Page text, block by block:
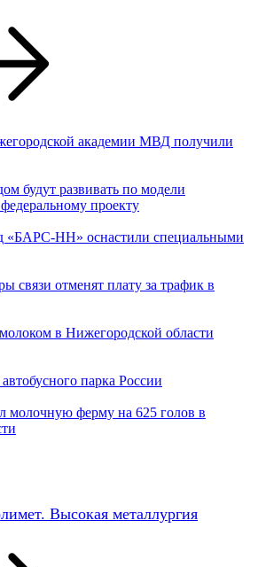
академии МВД получили
будут развивать по модели
проекту
«БАРС-НН» оснастили специальными
связи отменят плату за трафик в
в Нижегородской области
парка России
молочную ферму на 625 голов в
Высокая металлургия